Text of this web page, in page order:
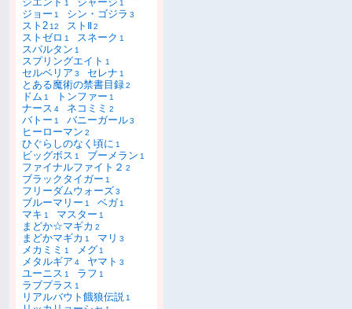
1 1
ジョー 1 シン・ゴジラ 3
スト2 12 ストⅡ2
ストゼロ 1 スネーク 1
スパルタン 1
スプリングエイト 1
セルベリア 3 セレナ 1
とある魔術の禁書目録2
ドム 1 トンファー 1
ナース 4 ネコミミ 2
バトー 1 バニーガール3
ヒーローマン 2
ひぐらしのなく頃に 1
ビッグボス 1 ブーメラン 1
ファイナルファイト２ 2
ブラックタイガー 1
フリーダムウォーズ3
ブルーマリー 1 ベガ 1
マキ 1 マスター 1
まどか☆マギカ 2
まどかマギカ 1 マリ 3
メカミミ 1 メグ 1
メタルギア 4 ヤマト 3
ユーニス 1 ラフ 1
ラブプラス 1
リアルバウト餓狼伝説 1